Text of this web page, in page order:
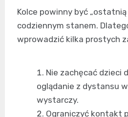
Kolce powinny być „ostatnią
codziennym stanem.
wprowadzić kilka prostych
Nie zachęcać dzieci
oglądanie z dystansu
wystarczy.
Ograniczyć kontakt